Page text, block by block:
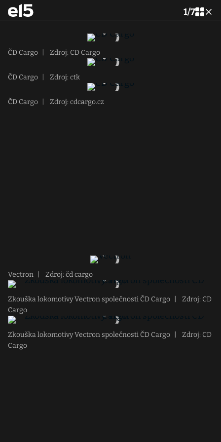
1/7
ČD Cargo Zdroj: CD Cargo
ČD Cargo Zdroj: ctk
ČD Cargo Zdroj: cdcargo.cz
Vectron Zdroj: čd cargo
Zkouška lokomotivy Vectron společnosti ČD Cargo
Zdroj: CD
Cargo
Zkouška lokomotivy Vectron společnosti ČD Cargo
Zdroj: CD
Cargo